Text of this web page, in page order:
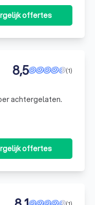
offertes
(1)
8,5
achtergelaten.
offertes